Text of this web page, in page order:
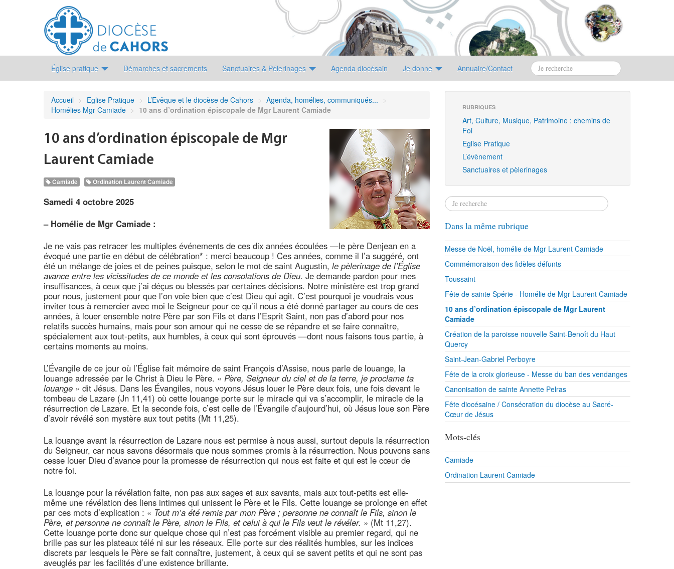
Église pratique Démarches et sacrements Sanctuaires & Pélerinages Agenda diocésain Je donne Annuaire/Contact
Accueil > Eglise Pratique > L’Evêque et le diocèse de Cahors > Agenda, homélies, communiqués... >
Homélies Mgr Camiade > 10 ans d’ordination épiscopale de Mgr Laurent Camiade
10 ans d’ordination épiscopale de Mgr
Laurent Camiade
Camiade Ordination Laurent Camiade
Samedi 4 octobre 2025
– Homélie de Mgr Camiade :
Je ne vais pas retracer les multiples événements de ces dix années écoulées —le père Denjean en a
évoqué une partie en début de célébration* : merci beaucoup ! Ces années, comme il l’a suggéré, ont
été un mélange de joies et de peines puisque, selon le mot de saint Augustin, le pèlerinage de l’Église
avance entre les vicissitudes de ce monde et les consolations de Dieu. Je demande pardon pour mes
insuffisances, à ceux que j’ai déçus ou blessés par certaines décisions. Notre ministère est trop grand
pour nous, justement pour que l’on voie bien que c’est Dieu qui agit. C’est pourquoi je voudrais vous
inviter tous à remercier avec moi le Seigneur pour ce qu’il nous a été donné partager au cours de ces
années, à louer ensemble notre Père par son Fils et dans l’Esprit Saint, non pas d’abord pour nos
relatifs succès humains, mais pour son amour qui ne cesse de se répandre et se faire connaître,
spécialement aux tout-petits, aux humbles, à ceux qui sont éprouvés —dont nous faisons tous partie, à
certains moments au moins.
L’Évangile de ce jour où l’Église fait mémoire de saint François d’Assise, nous parle de louange, la
louange adressée par le Christ à Dieu le Père. « Père, Seigneur du ciel et de la terre, je proclame ta
louange » dit Jésus. Dans les Évangiles, nous voyons Jésus louer le Père deux fois, une fois devant le
tombeau de Lazare (Jn 11,41) où cette louange porte sur le miracle qui va s’accomplir, le miracle de la
résurrection de Lazare. Et la seconde fois, c’est celle de l’Évangile d’aujourd’hui, où Jésus loue son Père
d’avoir révélé son mystère aux tout petits (Mt 11,25).
La louange avant la résurrection de Lazare nous est permise à nous aussi, surtout depuis la résurrection
du Seigneur, car nous savons désormais que nous sommes promis à la résurrection. Nous pouvons sans
cesse louer Dieu d’avance pour la promesse de résurrection qui nous est faite et qui est le cœur de
notre foi.
La louange pour la révélation faite, non pas aux sages et aux savants, mais aux tout-petits est elle-
même une révélation des liens intimes qui unissent le Père et le Fils. Cette louange se prolonge en effet
par ces mots d’explication : « Tout m’a été remis par mon Père ; personne ne connaît le Fils, sinon le
Père, et personne ne connaît le Père, sinon le Fils, et celui à qui le Fils veut le révéler. » (Mt 11,27).
Cette louange porte donc sur quelque chose qui n’est pas forcément visible au premier regard, qui ne
brille pas sur les plateaux télé ni sur les réseaux. Elle porte sur des réalités humbles, sur les indices
discrets par lesquels le Père se fait connaître, justement, à ceux qui se savent petits et qui ne sont pas
aveuglés par les facilités d’une existence brillante.
RUBRIQUES
Art, Culture, Musique, Patrimoine : chemins de
Foi
Eglise Pratique
L’évènement
Sanctuaires et pèlerinages
Dans la même rubrique
Messe de Noël, homélie de Mgr Laurent Camiade
Commémoraison des fidèles défunts
Toussaint
Fête de sainte Spérie - Homélie de Mgr Laurent Camiade
10 ans d’ordination épiscopale de Mgr Laurent
Camiade
Création de la paroisse nouvelle Saint-Benoît du Haut
Quercy
Saint-Jean-Gabriel Perboyre
Fête de la croix glorieuse - Messe du ban des vendanges
Canonisation de sainte Annette Pelras
Fête diocésaine / Consécration du diocèse au Sacré-
Cœur de Jésus
Mots-clés
Camiade
Ordination Laurent Camiade